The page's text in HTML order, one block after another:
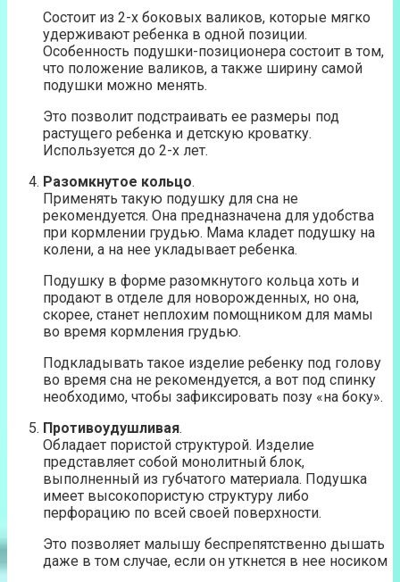
Состоит из 2-х боковых валиков, которые мягко
удерживают ребенка в одной позиции.
Особенность подушки-позиционера состоит в том,
что положение валиков, а также ширину самой
подушки можно менять.
Это позволит подстраивать ее размеры под
растущего ребенка и детскую кроватку.
Используется до 2-х лет.
Разомкнутое кольцо.
Применять такую подушку для сна не
рекомендуется. Она предназначена для удобства
при кормлении грудью. Мама кладет подушку на
колени, а на нее укладывает ребенка.
Подушку в форме разомкнутого кольца хоть и
продают в отделе для новорожденных, но она,
скорее, станет неплохим помощником для мамы
во время кормления грудью.
Подкладывать такое изделие ребенку под голову
во время сна не рекомендуется, а вот под спинку
необходимо, чтобы зафиксировать позу «на боку».
Противоудушливая.
Обладает пористой структурой. Изделие
представляет собой монолитный блок,
выполненный из губчатого материала. Подушка
имеет высокопористую структуру либо
перфорацию по всей своей поверхности.
Это позволяет малышу беспрепятственно дышать
даже в том случае, если он уткнется в нее носиком